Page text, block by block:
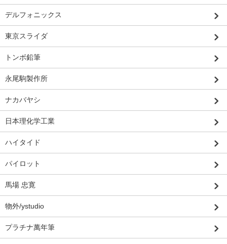
デルフォニックス
東京スライダ
トンボ鉛筆
永尾駒製作所
ナカバヤシ
日本理化学工業
ハイタイド
パイロット
馬場 忠寛
物外/ystudio
プラチナ萬年筆